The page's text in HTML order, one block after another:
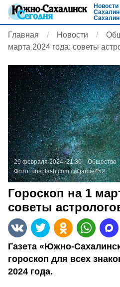
Главная Новости
марта 2024 года: советы
29 февраля 2024, 21:30
Общество
Фото:unsplash.com/ @jamie452
Гороскоп на 1
советы
Газета «Южно-
гороскоп для всех
2024 года.